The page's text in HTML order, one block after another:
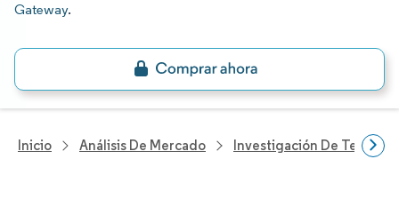
Gateway.
Inicio Análisis De Mercado Investigación De